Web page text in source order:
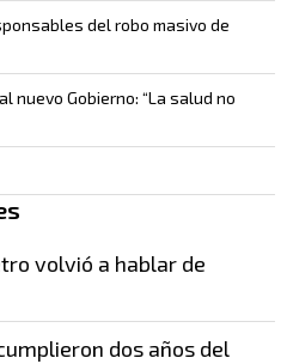
del robo masivo de
nuevo Gobierno: “La salud no
volvió a hablar de
dos años del